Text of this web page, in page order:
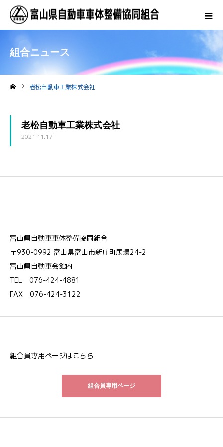
組合ニュース
老松自動車工業株式会社
老松自動車工業株式会社
2021.11.17
富山県自動車車体整備協同組合
〒930-0992 富山県富山市新庄町馬場24-2
富山県自動車会館内
TEL 076-424-4881
FAX 076-424-3122
組合員専用ページはこちら
組合員専用ページ